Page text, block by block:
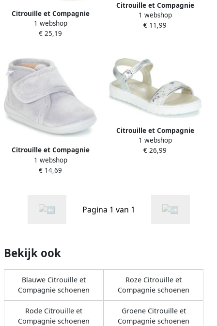
Citrouille et Compagnie
Platte sandalen MISTIGRI
1 webshop
€ 25,19
Citrouille et Compagnie
Lage Sneakers KIPPI BOU
1 webshop
€ 11,99
Citrouille et Compagnie
Pantoffels HALI
1 webshop
€ 14,69
Citrouille et Compagnie
Platte sandalen JIMINITE
1 webshop
€ 26,99
Pagina 1 van 1
Bekijk ook
Blauwe Citrouille et
Compagnie schoenen
Roze Citrouille et
Compagnie schoenen
Rode Citrouille et
Compagnie schoenen
Groene Citrouille et
Compagnie schoenen